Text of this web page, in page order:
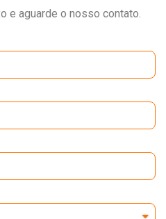
e aguarde o nosso contato.